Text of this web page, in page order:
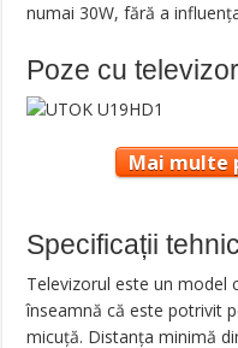
numai 30W, fără a
Poze cu
Mai multe
Specificații
Televizorul este un model
înseamnă că este potrivit
micuță. Distanța minimă